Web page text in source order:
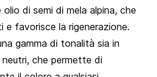
di semi di mela alpina, che
e favorisce la rigenerazione.
gamma di tonalità sia in
che permette di